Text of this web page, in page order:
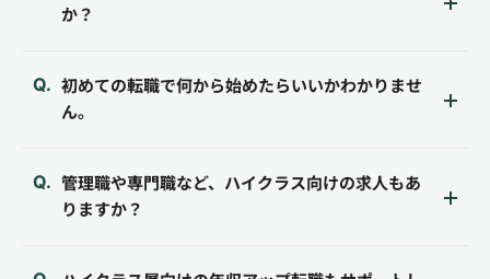
か？
初めての転職で何から始めたらいいかわかりませ
ん。
管理職や専門職など、ハイクラス向けの求人もあ
りますか？